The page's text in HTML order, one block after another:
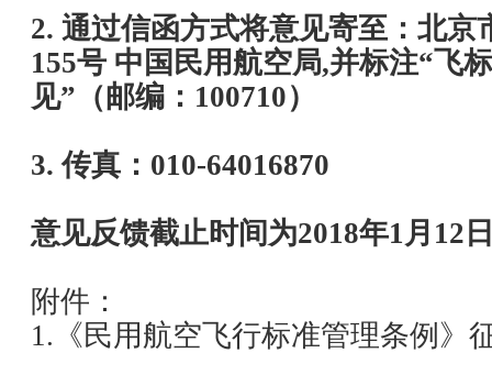
2. 通过信函方式将意见寄至：北京
155号 中国民用航空局,并标注“飞
见”（邮编：100710）
3. 传真：010-64016870
意见反馈截止时间为2018年1月12
附件：
1.《民用航空飞行标准管理条例》